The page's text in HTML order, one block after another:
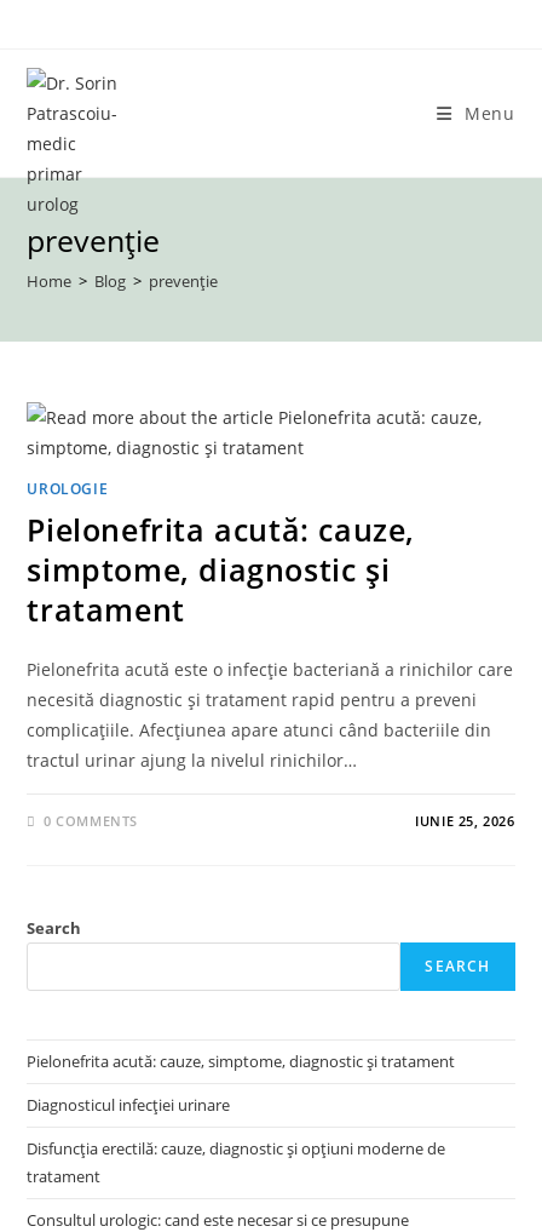
content
Menu
prevenție
Home > Blog > prevenție
UROLOGIE
Pielonefrita acută: cauze,
simptome, diagnostic și
tratament
Pielonefrita acută este o infecție bacteriană a rinichilor care
necesită diagnostic și tratament rapid pentru a preveni
complicațiile. Afecțiunea apare atunci când bacteriile din
tractul urinar ajung la nivelul rinichilor…
0 COMMENTS IUNIE 25, 2026
Search
SEARCH
Pielonefrita acută: cauze, simptome, diagnostic și tratament
Diagnosticul infecției urinare
Disfuncția erectilă: cauze, diagnostic și opțiuni moderne de
tratament
Consultul urologic: cand este necesar si ce presupune